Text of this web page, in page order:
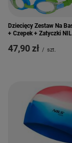
Dziecięcy Zestaw Na
+ Czepek + Zatyczki
47,90 zł / szt.